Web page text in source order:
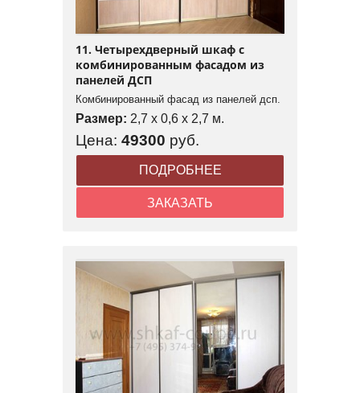
11. Четырехдверный шкаф с
комбинированным фасадом из
панелей ДСП
Комбинированный фасад из панелей дсп.
Размер: 2,7 x 0,6 x 2,7 м.
Цена: 49300 руб.
ПОДРОБНЕЕ
ЗАКАЗАТЬ